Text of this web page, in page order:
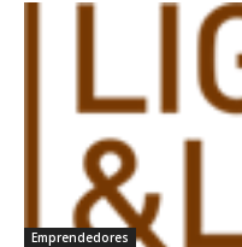
Emprendedores